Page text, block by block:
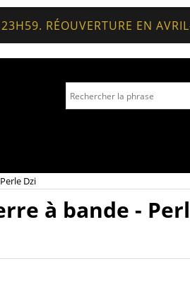
RÉOUVERTURE EN
Dzi
à bande -